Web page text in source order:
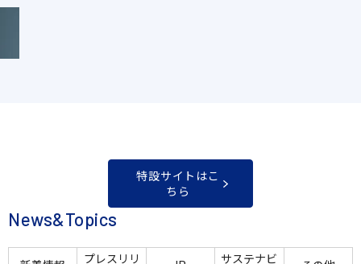
特設サイトはこ
ちら
News&Topics
プレスリリ
サステナビ